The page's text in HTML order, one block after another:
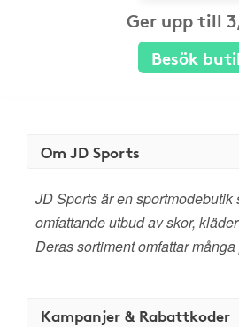
Ger upp till
Besök
Om JD Sports
JD Sports är en sportmodebutik
omfattande utbud av skor,
Deras sortiment omfattar
Kampanjer & Rabattkoder